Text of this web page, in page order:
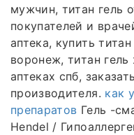
мужчин, титан гель
покупателей и
аптека, купить
воронеж, титан
аптеках спб,
производителя. как
препаратов Гель -
Hendel /